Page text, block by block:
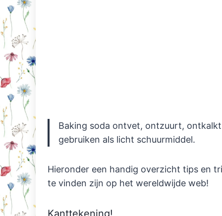
Baking soda ontvet, ontzuurt,
gebruiken als licht schuurmiddel.
Hieronder een handig overzicht tips en
te vinden zijn op het wereldwijde web!
Kanttekening!